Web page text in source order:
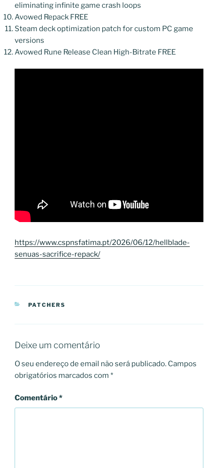
eliminating infinite game crash loops
Avowed Repack FREE
Steam deck optimization patch for custom PC game
versions
Avowed Rune Release Clean High-Bitrate FREE
https://www.cspnsfatima.pt/2026/06/12/hellblade-
senuas-sacrifice-repack/
CATEGORIAS
PATCHERS
Deixe um comentário
O seu endereço de email não será publicado. Campos
obrigatórios marcados com *
Comentário*